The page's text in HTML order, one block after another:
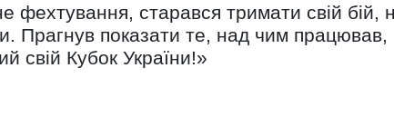
старався тримати свій бій,
Прагнув показати те, над чим
свій Кубок України!»